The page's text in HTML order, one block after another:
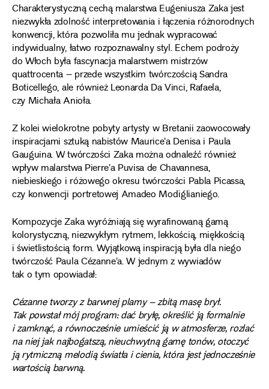
Charakterystyczną cechą malarstwa Eugeniusza Zaka jest
niezwykła zdolność interpretowania i łączenia różnorodnych
konwencji, która pozwoliła mu jednak wypracować
indywidualny, łatwo rozpoznawalny styl. Echem podroży
do Włoch była fascynacja malarstwem mistrzów
quattrocenta – przede wszystkim twórczością Sandra
Boticellego, ale również Leonarda Da Vinci, Rafaela,
czy Michała Anioła.
Z kolei wielokrotne pobyty artysty w Bretanii zaowocowały
inspiracjami sztuką nabistów Maurice’a Denisa i Paula
Gauguina. W twórczości Zaka można odnaleźć również
wpływ malarstwa Pierre’a Puvisa de Chavannesa,
niebieskiego i różowego okresu twórczości Pabla Picassa,
czy konwencji portretowej Amadeo Modiglianiego.
Kompozycje Zaka wyróżniają się wyrafinowaną gamą
kolorystyczną, niezwykłym rytmem, lekkością, miękkością
i świetlistością form. Wyjątkową inspiracją była dla niego
twórczość Paula Cézanne’a. W jednym z wywiadów
tak o tym opowiadał:
Cézanne tworzy z barwnej plamy – zbitą masę brył.
Tak powstał mój program: dać bryłę, określić ją formalnie
i zamknąć, a równocześnie umieścić ją w atmosferze, rozlać
na niej jak najbogatszą, nieuchwytną gamę tonów, otoczyć
ją rytmiczną melodią światła i cienia, która jest jednocześnie
wartością barwną.